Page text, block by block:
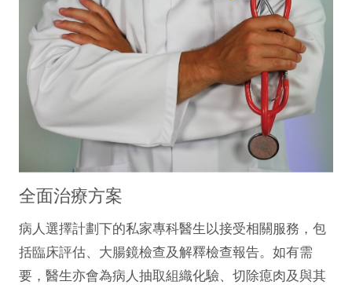
全面治療方案
病人選擇計劃下的私家專科醫生以接受相關服務，包
括臨床評估、大腸鏡檢查及解釋檢查報告。如有需
要，醫生亦會為病人抽取組織化驗、切除瘜肉及與其